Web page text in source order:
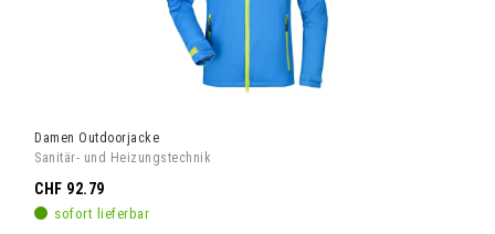
Damen Outdoorjacke
Sanitär- und Heizungstechnik
sofort lieferbar
CHF 92.79